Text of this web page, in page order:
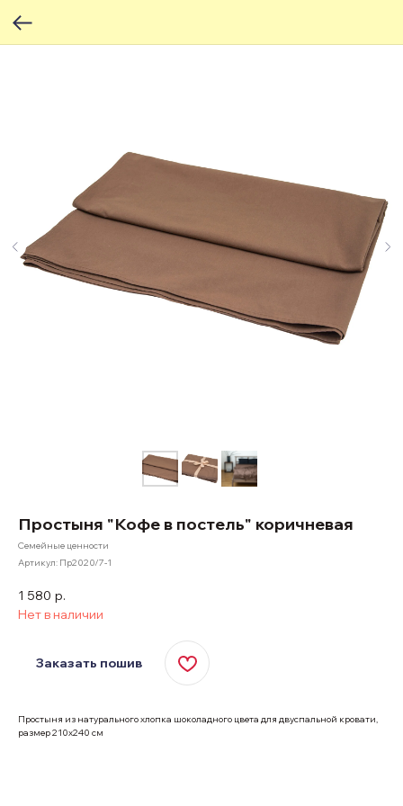
Простыня "Кофе в постель" коричневая
Семейные ценности
Артикул: Пр2020/7-1
1 580 р.
Нет в наличии
Заказать пошив
Простыня из натурального хлопка шоколадного цвета для двуспальной кровати,
размер 210х240 см